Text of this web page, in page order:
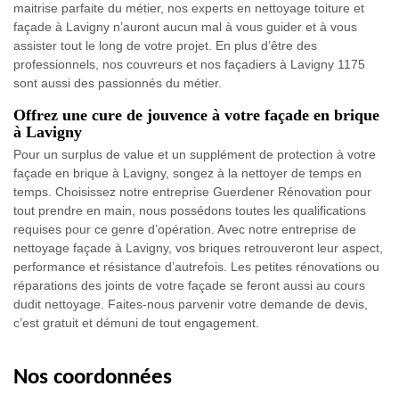
maitrise parfaite du métier, nos experts en nettoyage toiture et
façade à Lavigny n’auront aucun mal à vous guider et à vous
assister tout le long de votre projet. En plus d’être des
professionnels, nos couvreurs et nos façadiers à Lavigny 1175
sont aussi des passionnés du métier.
Offrez une cure de jouvence à votre façade en brique
à Lavigny
Pour un surplus de value et un supplément de protection à votre
façade en brique à Lavigny, songez à la nettoyer de temps en
temps. Choisissez notre entreprise Guerdener Rénovation pour
tout prendre en main, nous possédons toutes les qualifications
requises pour ce genre d’opération. Avec notre entreprise de
nettoyage façade à Lavigny, vos briques retrouveront leur aspect,
performance et résistance d’autrefois. Les petites rénovations ou
réparations des joints de votre façade se feront aussi au cours
dudit nettoyage. Faites-nous parvenir votre demande de devis,
c’est gratuit et démuni de tout engagement.
Nos coordonnées